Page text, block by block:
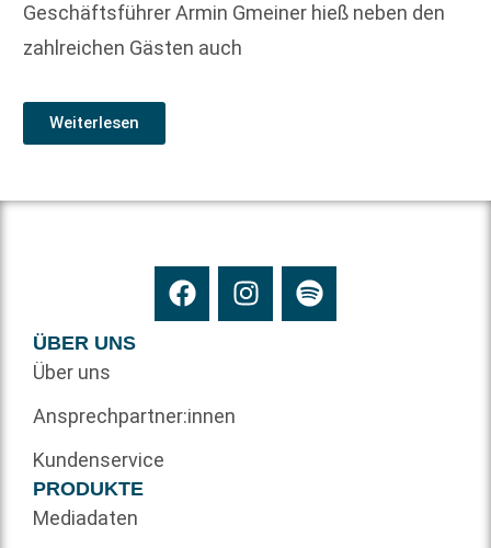
Geschäftsführer Armin Gmeiner hieß neben den
zahlreichen Gästen auch
Weiterlesen
ÜBER UNS
Über uns
Ansprechpartner:innen
Kundenservice
PRODUKTE
Mediadaten